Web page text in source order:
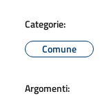
Categorie:
Comune
Argomenti: